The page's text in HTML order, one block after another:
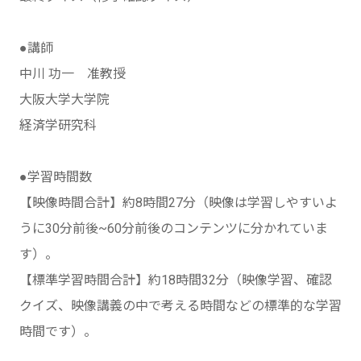
●講師
中川 功一 准教授
大阪大学大学院
経済学研究科
●学習時間数
【映像時間合計】約8時間27分（映像は学習しやすいよ
うに30分前後~60分前後のコンテンツに分かれていま
す）。
【標準学習時間合計】約18時間32分（映像学習、確認
クイズ、映像講義の中で考える時間などの標準的な学習
時間です）。